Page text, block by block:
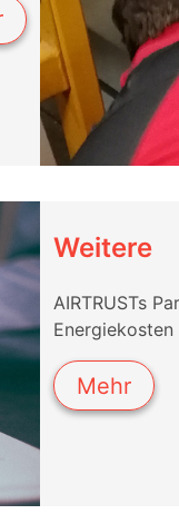
Weitere
AIRTRUSTs
Mehr